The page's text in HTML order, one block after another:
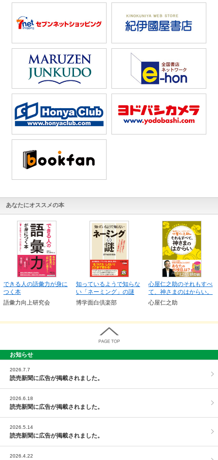
あなたにオススメの本
できる人の語彙力が身に
つく本
語彙力向上研究会
知っているようで知らな
い「ネーミング」の謎
博学面白倶楽部
心屋仁之助のそれもすべ
て、神さまのはからい。
心屋仁之助
お知らせ
2026.7.7
読売新聞に広告が掲載されました。
2026.6.18
読売新聞に広告が掲載されました。
2026.5.14
読売新聞に広告が掲載されました。
2026.4.22
PAGE TOP